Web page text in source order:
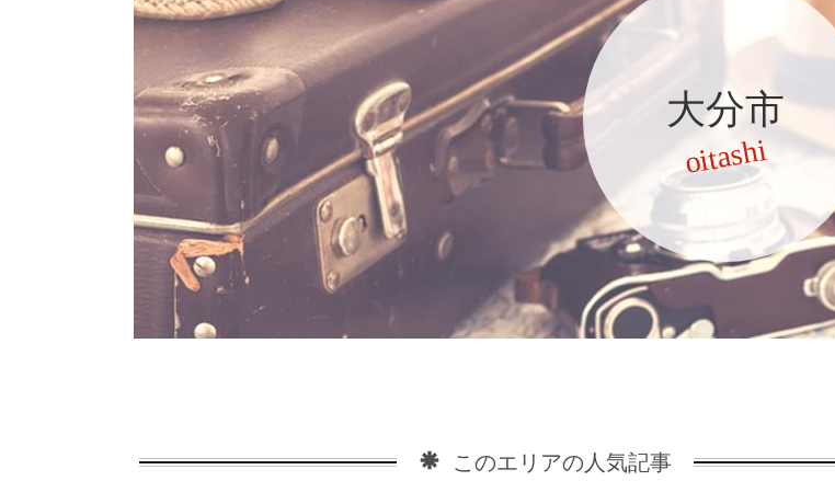
大分市
oitashi
このエリアの人気記事